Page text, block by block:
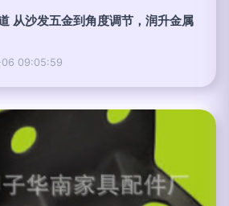
从沙发五金到角度调节，润升金属
09:05:59